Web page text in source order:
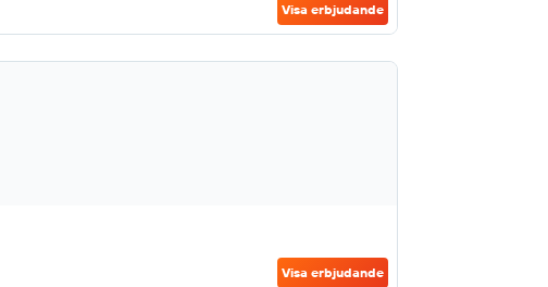
Visa erbjudande
Visa erbjudande